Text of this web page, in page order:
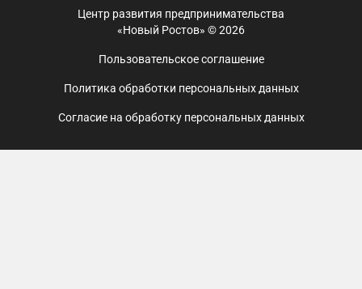
Центр развития предпринимательства
«Новый Ростов» © 2026
Пользовательское соглашение
Политика обработки персональных данных
Согласие на обработку персональных данных